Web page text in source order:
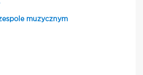
muzycznym